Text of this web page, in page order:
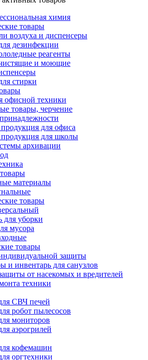
химия
товары
воздуха и диспенсеры
дезинфекции
реагенты
и моющие
стирки
офисной техники
товары, черчение
для офиса
для школы
архивации
материалы
товары
для уборки
мусора
товары
защиты
и инвентарь для санузлов
от насекомых и вредителей
техники
СВЧ печей
робот пылесосов
мониторов
аэрогрилей
кофемашин
оргтехники